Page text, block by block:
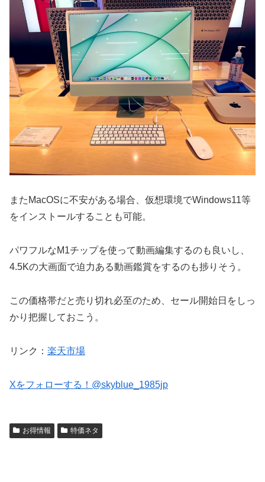
またMacOSに不安がある場合、仮想環境でWindows11等
をインストールすることも可能。
パワフルなM1チップを使って動画編集するのも良いし、
4.5Kの大画面で迫力ある動画鑑賞をするのも捗りそう。
この価格帯だと売り切れ必至のため、セール開始日をしっ
かり把握しておこう。
リンク： 楽天市場
Xをフォローする！@skyblue_1985jp
お得情報 特価ネタ